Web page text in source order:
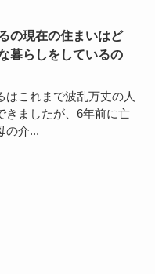
の現在の住まいはど
暮らしをしているの
はこれまで波乱万丈の人
きましたが、6年前に亡
の介...